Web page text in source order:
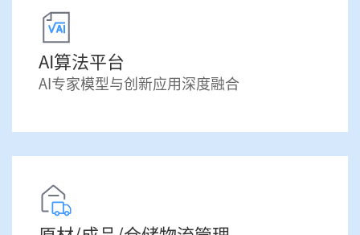
AI算法平台
AI专家模型与创新应用深度融合